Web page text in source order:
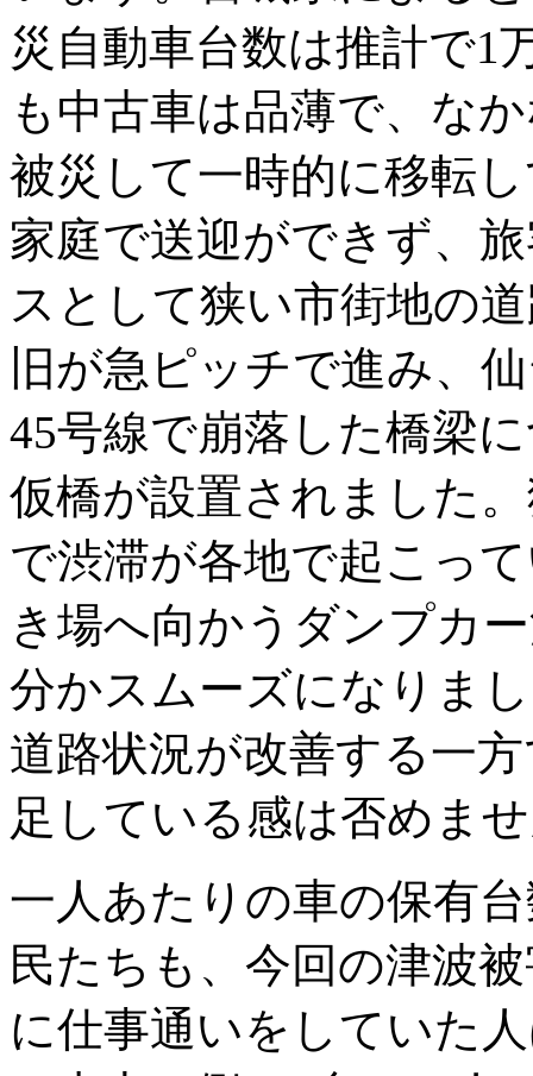
災自動車台数は推計で1
も中古車は品薄で、な
被災して一時的に移転
家庭で送迎ができず、
スとして狭い市街地の
旧が急ピッチで進み、
45号線で崩落した橋梁
仮橋が設置されました
で渋滞が各地で起こっ
き場へ向かうダンプカ
分かスムーズになりま
道路状況が改善する一
足している感は否めま
一人あたりの車の保有
民たちも、今回の津波
に仕事通いをしていた